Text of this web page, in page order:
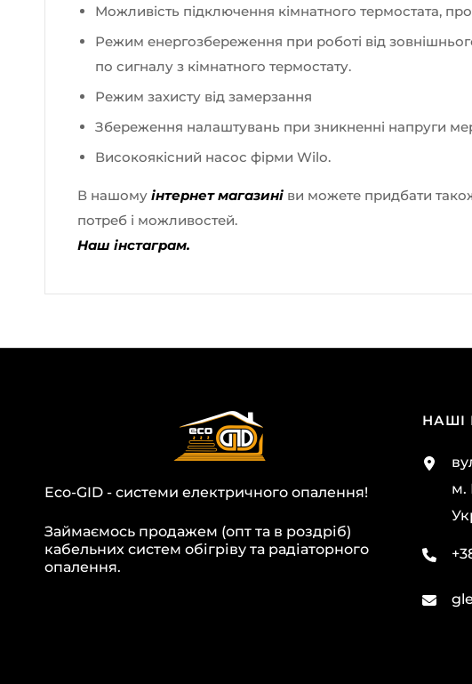
Можливість підключення кімнатного термостата,
Режим енергозбереження при роботі від
по сигналу з кімнатного термостату.
Режим захисту від замерзання
Збереження налаштувань при зникненні напруги
Високоякісний насос фірми Wilo.
В нашому інтернет магазині ви можете придбати
потреб і можливостей.
Наш інстаграм.
Eco-GID - системи електричного опалення!
Займаємось продажем (опт та в роздріб)
кабельних систем обігріву та радіаторного
опалення.
НАШІ
м.